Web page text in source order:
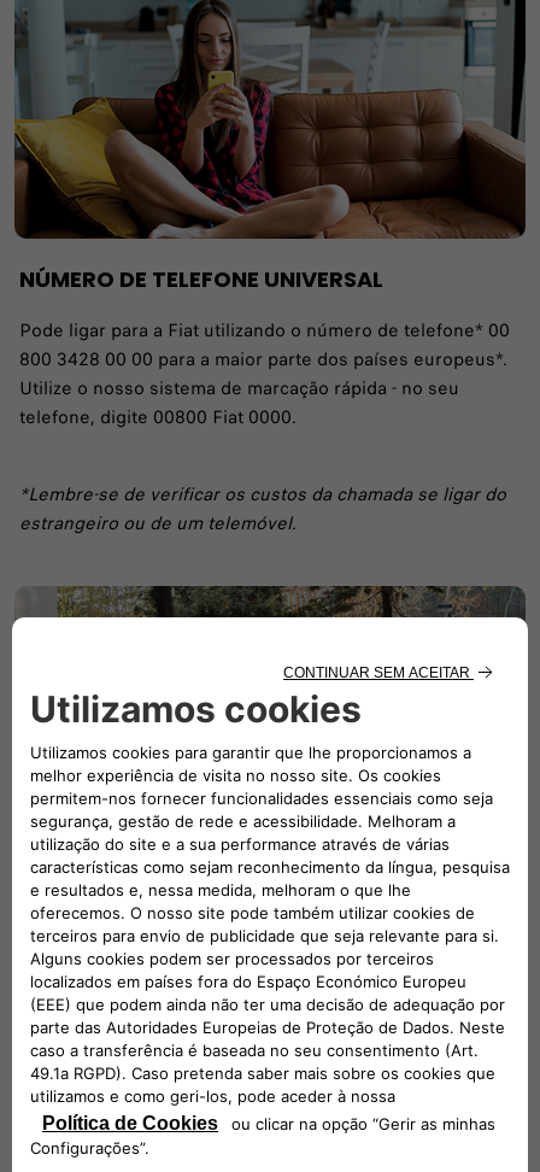
NÚMERO DE TELEFONE UNIVERSAL
Pode ligar para a Fiat utilizando o número de telefone* 00
800 3428 00 00 para a maior parte dos países europeus*.
Utilize o nosso sistema de marcação rápida - no seu
telefone, digite 00800 Fiat 0000.
*Lembre-se de verificar os custos da chamada se ligar do
estrangeiro ou de um telemóvel.
SERVIÇO DE APOIO A ACIDENTES FIAT
Quando estiver envolvido num acidente, não se esqueça
de contactar primeiro o Serviço de Apoio a Acidentes
Mopar, mesmo antes de informar o seu seguro. Vamos
garantir que se encontra num local seguro e vamos entrar
em contacto com o número "Em caso de emergência" em
seu nome. A nossa equipa dedicada pode atender a sua
chamada 24 horas por dia, 7 dias por semana, para o guiar
através do processo de acidente e para lhe dar
mobilidade. Mantemos o seu veículo na nossa rede,